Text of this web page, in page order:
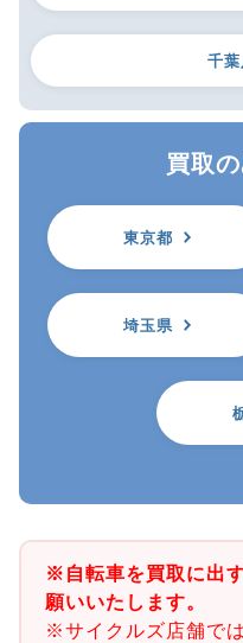
千
買取
東京都
埼玉県
※自転車を買取に出
願いいたします。
※サイクルズ店舗で